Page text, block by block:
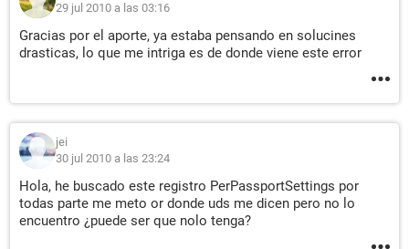
29 jul 2010 a las 03:16
Gracias por el aporte, ya estaba pensando en solucines
drasticas, lo que me intriga es de donde viene este error
jei
30 jul 2010 a las 23:24
Hola, he buscado este registro PerPassportSettings por
todas parte me meto or donde uds me dicen pero no lo
encuentro ¿puede ser que nolo tenga?